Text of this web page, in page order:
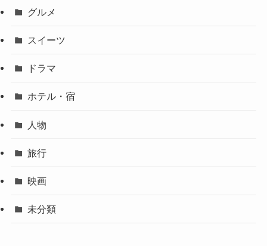
グルメ
スイーツ
ドラマ
ホテル・宿
人物
旅行
映画
未分類